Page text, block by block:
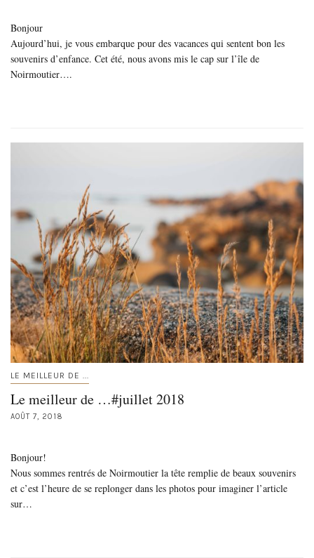
Bonjour
Aujourd’hui, je vous embarque pour des vacances qui sentent bon les
souvenirs d’enfance. Cet été, nous avons mis le cap sur l’île de
Noirmoutier….
LE MEILLEUR DE ...
Le meilleur de …#juillet 2018
AOÛT 7, 2018
Bonjour!
Nous sommes rentrés de Noirmoutier la tête remplie de beaux souvenirs
et c’est l’heure de se replonger dans les photos pour imaginer l’article
sur…